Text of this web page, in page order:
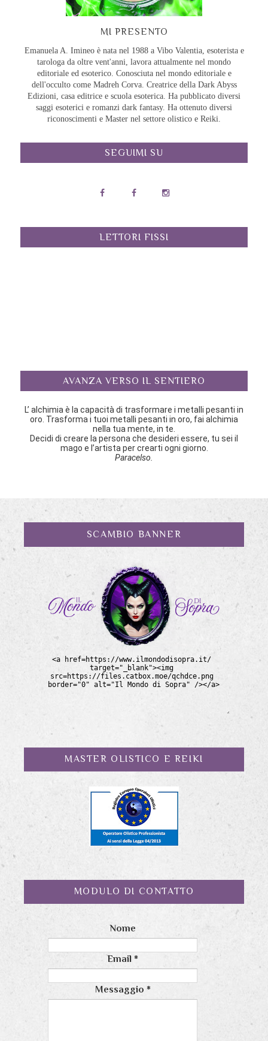
MI PRESENTO
Emanuela A. Imineo è nata nel 1988 a Vibo Valentia, esoterista e
tarologa da oltre vent'anni, lavora attualmente nel mondo
editoriale ed esoterico. Conosciuta nel mondo editoriale e
dell'occulto come Madreh Corva. Creatrice della Dark Abyss
Edizioni, casa editrice e scuola esoterica. Ha pubblicato diversi
saggi esoterici e romanzi dark fantasy. Ha ottenuto diversi
riconoscimenti e Master nel settore olistico e Reiki.
SEGUIMI SU
LETTORI FISSI
AVANZA VERSO IL SENTIERO
L’ alchimia è la capacità di trasformare i metalli pesanti in
oro. Trasforma i tuoi metalli pesanti in oro, fai alchimia
nella tua mente, in te.
Decidi di creare la persona che desideri essere, tu sei il
mago e l’artista per crearti ogni giorno.
Paracelso.
SCAMBIO BANNER
MASTER OLISTICO E REIKI
MODULO DI CONTATTO
Nome
Email *
Messaggio *